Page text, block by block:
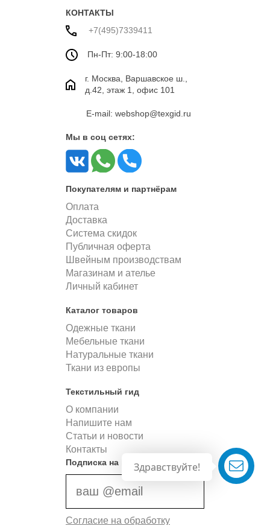
Здравствуйте!
КОНТАКТЫ
+7(495)7339411
Пн-Пт: 9:00-18:00
г. Москва, Варшавское ш.,
д.42, этаж 1, офис 101
E-mail: webshop@texgid.ru
Мы в соц сетях:
Покупателям и партнёрам
Оплата
Доставка
Система скидок
Публичная оферта
Швейным производствам
Магазинам и ателье
Личный кабинет
Каталог товаров
Одежные ткани
Мебельные ткани
Натуральные ткани
Ткани из европы
Текстильный гид
О компании
Напишите нам
Статьи и новости
Контакты
Подписка на новости
Согласие на обработку